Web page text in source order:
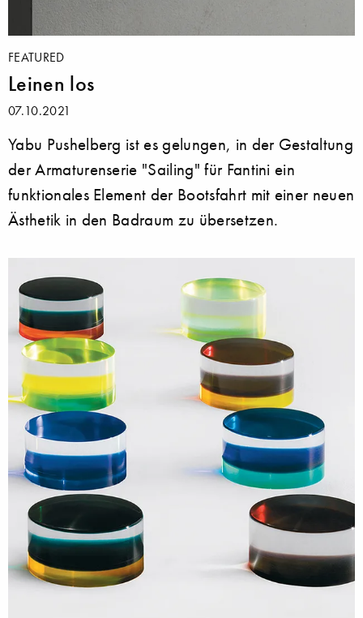
FEATURED
Leinen los
07.10.2021
Yabu Pushelberg ist es gelungen, in der Gestaltung
der Armaturenserie "Sailing" für Fantini ein
funktionales Element der Bootsfahrt mit einer neuen
Ästhetik in den Badraum zu übersetzen.